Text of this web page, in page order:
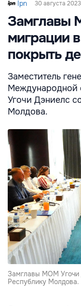
Ipn 30 августа
Замглавы
миграции
покрыть
Заместитель
Международной
Угочи Дэниелс
Молдова.
Замглавы МОМ Угочи
Республику Молдова.